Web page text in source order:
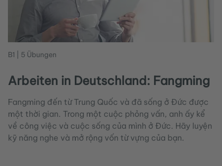
B1 | 5 Übungen
Arbeiten in Deutschland: Fangming
Fangming đến từ Trung Quốc và đã sống ở Đức được
một thời gian. Trong một cuộc phỏng vấn, anh ấy kể
về công việc và cuộc sống của mình ở Đức. Hãy luyện
kỹ năng nghe và mở rộng vốn từ vựng của bạn.